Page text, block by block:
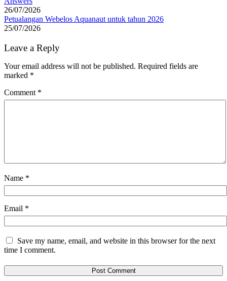
26/07/2026
Petualangan Webelos Aquanaut untuk tahun 2026
25/07/2026
Leave a Reply
Your email address will not be published. Required fields are
marked *
Comment *
Name *
Email *
Save my name, email, and website in this browser for the next
time I comment.